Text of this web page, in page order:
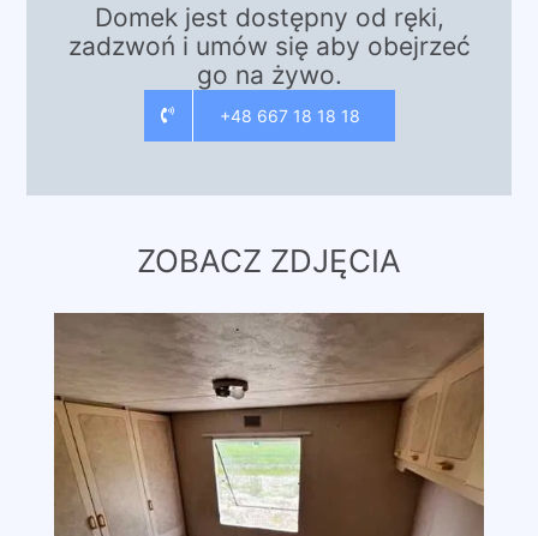
Domek jest dostępny od ręki,
zadzwoń i umów się aby obejrzeć
go na żywo.
+48 667 18 18 18
ZOBACZ ZDJĘCIA